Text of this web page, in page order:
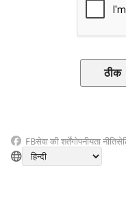
FBसेवा की शर्तेंगोपनीयता नीति